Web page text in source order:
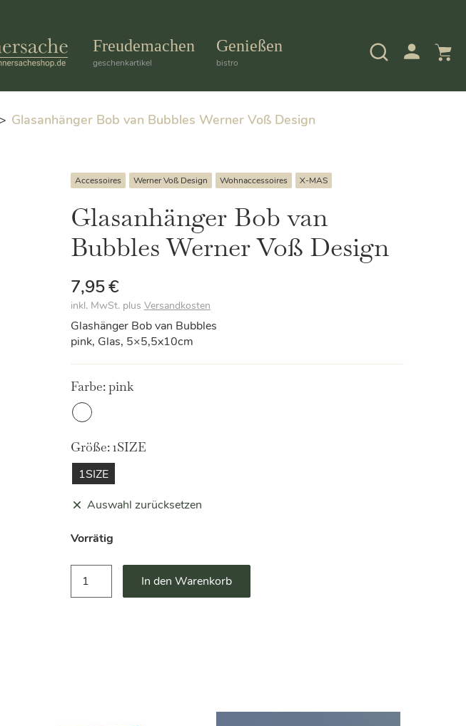
Freudemachen
geschenkartikel
Genießen
bistro
Glasanhänger Bob van Bubbles Werner Voß Design
Accessoires Werner Voß Design Wohnaccessoires X-MAS
Glasanhänger Bob van
Bubbles Werner Voß Design
7,95€
inkl. MwSt. plus Versandkosten
Glashänger Bob van Bubbles
pink, Glas, 5×5,5x10cm
Farbe:pink
Pink
Größe:1SIZE
1SIZE
Auswahl zurücksetzen
Vorrätig
Bob
In den Warenkorb